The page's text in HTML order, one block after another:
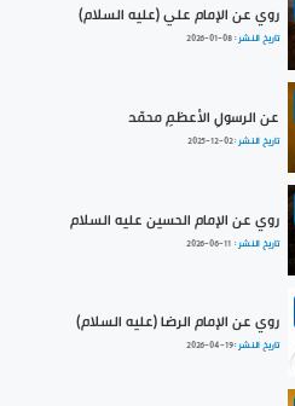
روي عن الإمام علي (عليه السلام)
تاريخ النشر :2026-01-08
عن الرسولِ الأعظمِ محمّد
تاريخ النشر :2025-12-02
روي عن الإمام الحسين عليه السلام
تاريخ النشر : 2026-06-11
روي عن الإمام الرضا (عليه السلام)
تاريخ النشر :2026-04-19